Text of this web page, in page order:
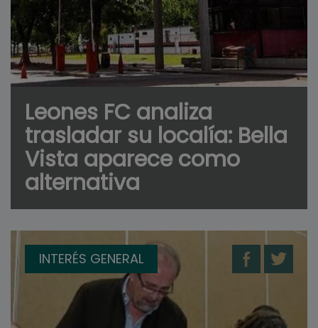
Leones FC analiza
trasladar su localía: Bella
Vista aparece como
alternativa
INTERÉS GENERAL